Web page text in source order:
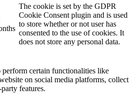
The cookie is set by the GDPR
Cookie Consent plugin and is used
to store whether or not user has
consented to the use of cookies. It
does not store any personal data.
certain functionalities like
on social media platforms, collect
features.